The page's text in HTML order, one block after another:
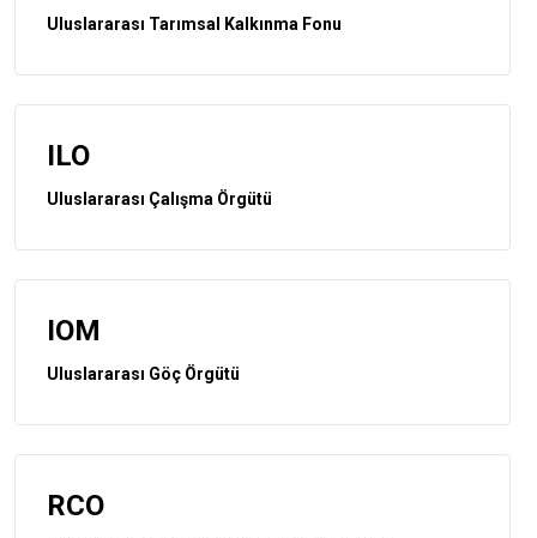
Uluslararası Tarımsal Kalkınma Fonu
ILO
Uluslararası Çalışma Örgütü
IOM
Uluslararası Göç Örgütü
RCO